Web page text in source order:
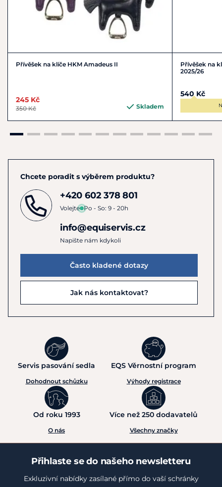
Přívěšek na klíče HKM Amadeus II
245 Kč
350 Kč Skladem
Přívěšek na
2025/26
540 Kč
Chcete poradit s výběrem produktu?
+420 602 378 801
Volejte Po - So: 9 - 20h
info@equiservis.cz
Napište nám kdykoli
Často kladené dotazy
Jak nás kontaktovat?
Servis pasování sedla
Dohodnout schůzku
EQS Věrnostní program
Výhody registrace
Od roku 1993
O nás
Více než 250 dodavatelů
Všechny značky
Přihlaste se do našeho newsletteru
Exkluzivní nabídky zasílané přímo do vaší schránky